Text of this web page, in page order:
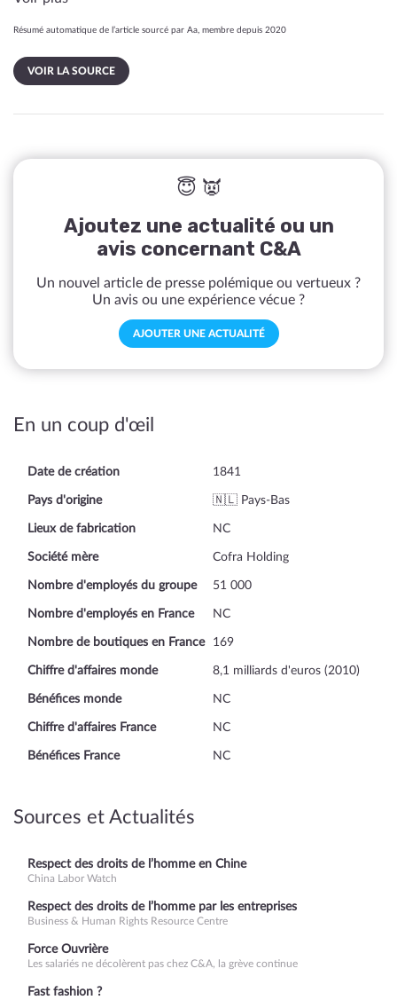
Résumé automatique de l’article sourcé par Aa, membre depuis 2020
VOIR LA SOURCE
😇 👿
Ajoutez une actualité ou un
avis concernant C&A
Un nouvel article de presse polémique ou vertueux ?
Un avis ou une expérience vécue ?
AJOUTER UNE ACTUALITÉ
En un coup d'œil
Date de création 1841
Pays d'origine 🇳🇱 Pays-Bas
Lieux de fabrication NC
Société mère Cofra Holding
Nombre d'employés du groupe 51 000
Nombre d'employés en France NC
Nombre de boutiques en France 169
Chiffre d'affaires monde 8,1 milliards d'euros (2010)
Bénéfices monde NC
Chiffre d'affaires France NC
Bénéfices France NC
Sources et Actualités
Respect des droits de l’homme en Chine
China Labor Watch
Respect des droits de l’homme par les entreprises
Business & Human Rights Resource Centre
Force Ouvrière
Les salariés ne décolèrent pas chez C&A, la grève continue
Fast fashion ?